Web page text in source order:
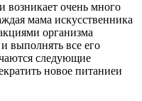
возникает очень много
мама искусственника
организма
выполнять все его
следующие
новое питаниеи